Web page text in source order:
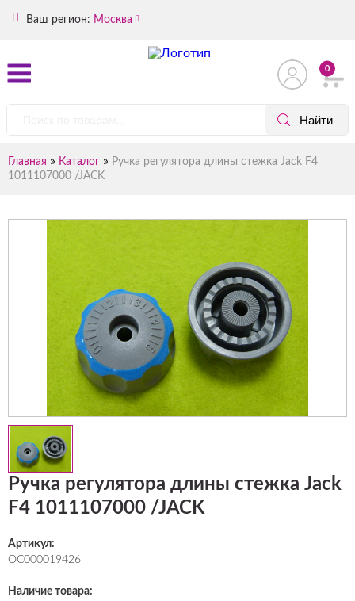
Ваш регион: Москва
0
Главная » Каталог » Ручка регулятора длины стежка Jack F4
1011107000 /JACK
Ручка регулятора длины стежка Jack
F4 1011107000 /JACK
Артикул:
ОС000019426
Наличие товара: